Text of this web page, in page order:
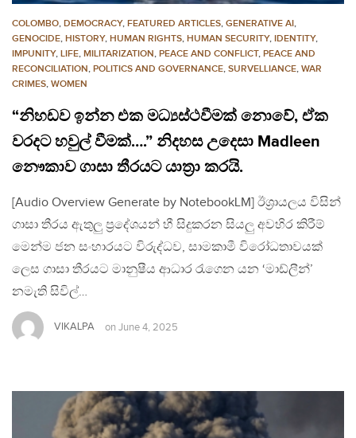
COLOMBO, DEMOCRACY, FEATURED ARTICLES, GENERATIVE AI,
GENOCIDE, HISTORY, HUMAN RIGHTS, HUMAN SECURITY, IDENTITY,
IMPUNITY, LIFE, MILITARIZATION, PEACE AND CONFLICT, PEACE AND
RECONCILIATION, POLITICS AND GOVERNANCE, SURVELLIANCE, WAR
CRIMES, WOMEN
“නිහඩව ඉන්න එක මධ්‍යස්ථවීමක් නොවේ, ඒක
වරදට හවුල් වීමක්….” නිදහස උදෙසා Madleen
නෞකාව ගාසා තීරයට යාත්‍රා කරයි.
[Audio Overview Generate by NotebookLM] ඊශ්‍රායලය විසින්
ගාසා තීරය ඇතුලු ප්‍රදේශයන් හී සිදුකරන සියලු අවහිර කිරීම්
මෙන්ම ජන සංහාරයට විරුද්ධව, සාමකාමී විරෝධතාවයක්
ලෙස ගාසා තීරයට මානුෂීය ආධාර රැගෙන යන ‘මාඩ්ලීන්’
නමැති සිවිල්…
VIKALPA on June 4, 2025